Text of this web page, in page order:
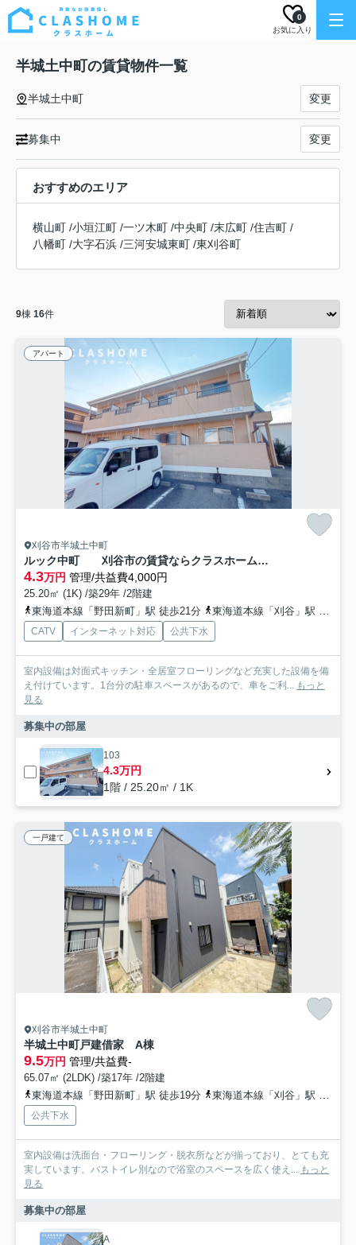
お気に入り
0
半城土中町の賃貸物件一覧
半城土中町 変更
募集中 変更
おすすめのエリア
横山町 /小垣江町 /一ツ木町 /中央町 /末広町 /住吉町 /
八幡町 /大字石浜 /三河安城東町 /東刈谷町
9棟 16件
アパート
刈谷市半城土中町
ルック中町 刈谷市の賃貸ならクラスホーム刈谷店
4.3万円 管理/共益費4,000円
25.20㎡ (1K) /築29年 /2階建
東海道本線「野田新町」駅 徒歩21分
東海道本線「刈谷」駅 徒歩28分
CATV インターネット対応 公共下水
室内設備は対面式キッチン・全居室フローリングなど充実した設備を備
え付けています。1台分の駐車スペースがあるので、車をご利... もっと
見る
募集中の部屋
103
4.3万円
1階 / 25.20㎡ / 1K
一戸建て
刈谷市半城土中町
半城土中町戸建借家 A棟
9.5万円 管理/共益費-
65.07㎡ (2LDK) /築17年 /2階建
東海道本線「野田新町」駅 徒歩19分
東海道本線「刈谷」駅 徒歩28分
公共下水
室内設備は洗面台・フローリング・脱衣所などが揃っており、とても充
実しています。バストイレ別なので浴室のスペースを広く使え... もっと
見る
募集中の部屋
A